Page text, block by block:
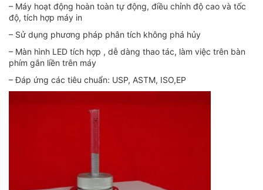
– Máy hoạt động hoàn toàn tự động, điều chỉnh độ cao và tốc
độ, tích hợp máy in
– Sử dụng phương pháp phân tích không phá hủy
– Màn hình LED tích hợp , dễ dàng thao tác, làm việc trên bàn
phím gắn liền trên máy
– Đáp ứng các tiêu chuẩn: USP, ASTM, ISO,EP